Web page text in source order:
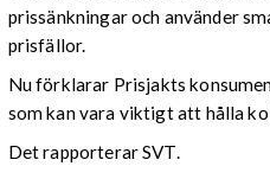
prissänkningar och använder
prisfällor.
Nu förklarar Prisjakts
som kan vara viktigt att hålla
Det rapporterar SVT.